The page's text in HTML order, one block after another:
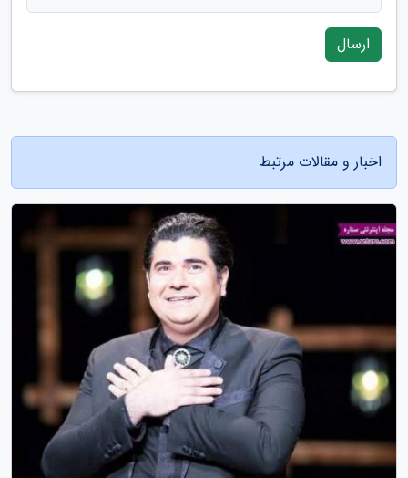
ارسال
اخبار و مقالات مرتبط